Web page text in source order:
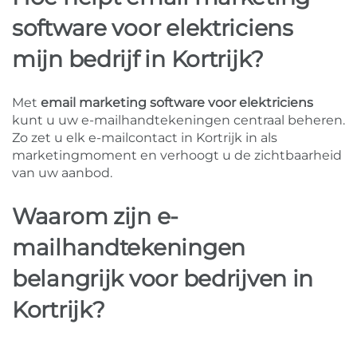
software voor elektriciens
mijn bedrijf in Kortrijk?
Met email marketing software voor elektriciens
kunt u uw e-mailhandtekeningen centraal beheren.
Zo zet u elk e-mailcontact in Kortrijk in als
marketingmoment en verhoogt u de zichtbaarheid
van uw aanbod.
Waarom zijn e-
mailhandtekeningen
belangrijk voor bedrijven in
Kortrijk?